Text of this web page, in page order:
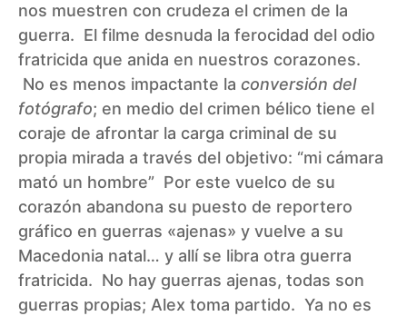
nos muestren con crudeza el crimen de la
guerra. El filme desnuda la ferocidad del odio
fratricida que anida en nuestros corazones.
No es menos impactante la conversión del
fotógrafo; en medio del crimen bélico tiene el
coraje de afrontar la carga criminal de su
propia mirada a través del objetivo: “mi cámara
mató un hombre” Por este vuelco de su
corazón abandona su puesto de reportero
gráfico en guerras «ajenas» y vuelve a su
Macedonia natal… y allí se libra otra guerra
fratricida. No hay guerras ajenas, todas son
guerras propias; Alex toma partido. Ya no es